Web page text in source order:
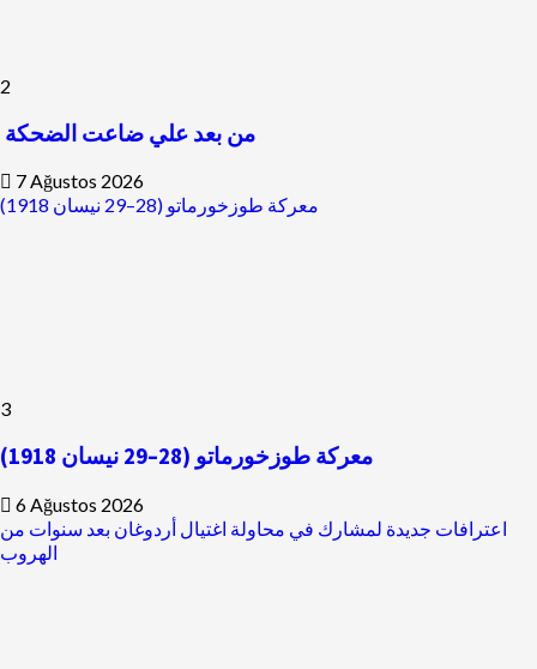
2
من بعد علي ضاعت الضحكة
7 Ağustos 2026
معركة طوزخورماتو (28–29 نيسان 1918)
3
معركة طوزخورماتو (28–29 نيسان 1918)
6 Ağustos 2026
اعترافات جديدة لمشارك في محاولة اغتيال أردوغان بعد سنوات من
الهروب